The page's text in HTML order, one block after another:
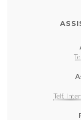
Telf.